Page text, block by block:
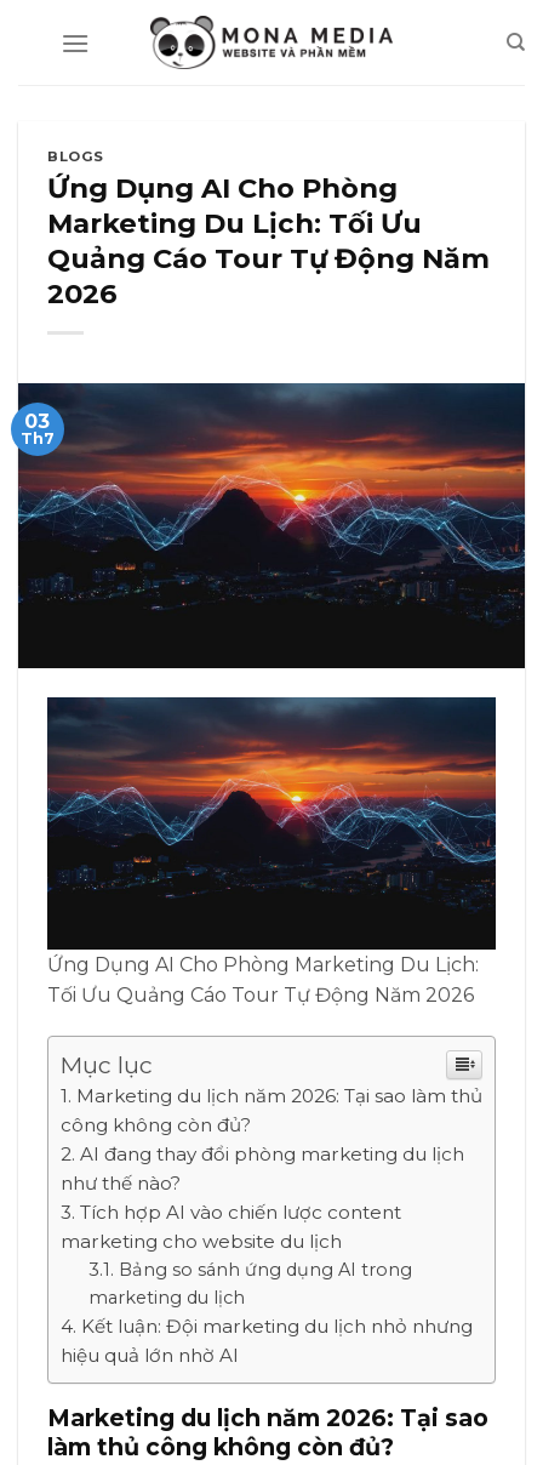
BLOGS
Ứng Dụng AI Cho Phòng
Marketing Du Lịch: Tối Ưu
Quảng Cáo Tour Tự Động Năm
2026
03
Th7
Ứng Dụng AI Cho Phòng Marketing Du Lịch:
Tối Ưu Quảng Cáo Tour Tự Động Năm 2026
Mục lục
Marketing du lịch năm 2026: Tại sao làm thủ
công không còn đủ?
AI đang thay đổi phòng marketing du lịch
như thế nào?
Tích hợp AI vào chiến lược content
marketing cho website du lịch
Bảng so sánh ứng dụng AI trong
marketing du lịch
Kết luận: Đội marketing du lịch nhỏ nhưng
hiệu quả lớn nhờ AI
Marketing du lịch năm 2026: Tại sao
làm thủ công không còn đủ?